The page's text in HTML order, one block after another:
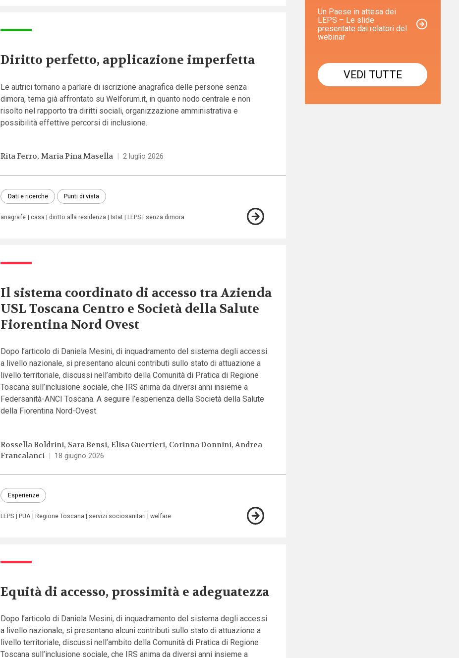
Diritto perfetto, applicazione imperfetta
Le autrici tornano a parlare di iscrizione anagrafica delle persone senza
dimora, tema già affrontato su Welforum.it, in quanto nodo centrale e non
risolto nel rapporto tra diritti sociali, organizzazione amministrativa e
possibilità effettive percorsi di inclusione.
Rita Ferro Maria Pina Masella 2 luglio 2026
Dati e ricerche Punti di vista
anagrafe casa diritto alla residenza Istat LEPS senza dimora
Il sistema coordinato di accesso tra Azienda
USL Toscana Centro e Società della Salute
Fiorentina Nord Ovest
Dopo l’articolo di Daniela Mesini, di inquadramento del sistema degli accessi
a livello nazionale, si presentano alcuni contributi sullo stato di attuazione a
livello territoriale, discussi nell’ambito della Comunità di Pratica di Regione
Toscana sull’inclusione sociale, che IRS anima da diversi anni insieme a
Federsanità-ANCI Toscana. A seguire l’esperienza della Società della Salute
della Fiorentina Nord-Ovest.
Rossella Boldrini Sara Bensi Elisa Guerrieri Corinna Donnini Andrea
Francalanci | 18 giugno 2026
Esperienze
LEPS PUA Regione Toscana servizi sociosanitari welfare
Equità di accesso, prossimità e adeguatezza
Dopo l’articolo di Daniela Mesini, di inquadramento del sistema degli accessi
a livello nazionale, si presentano alcuni contributi sullo stato di attuazione a
livello territoriale, discussi nell’ambito della Comunità di Pratica di Regione
Toscana sull’inclusione sociale, che IRS anima da diversi anni insieme a
Un Paese in attesa dei
LEPS – Le slide
presentate dai relatori del
webinar
VEDI TUTTE